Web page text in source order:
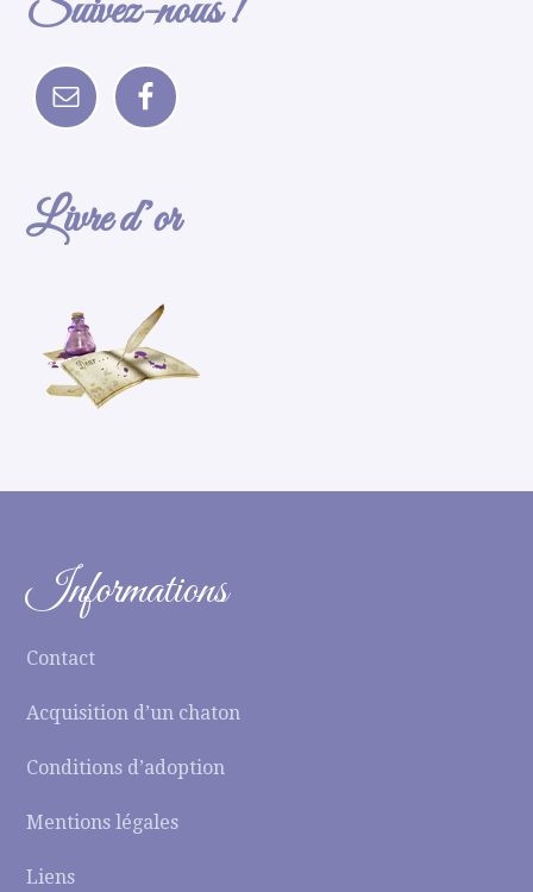
Suivez-nous !
Livre d’or
Informations
Contact
Acquisition d’un chaton
Conditions d’adoption
Mentions légales
Liens